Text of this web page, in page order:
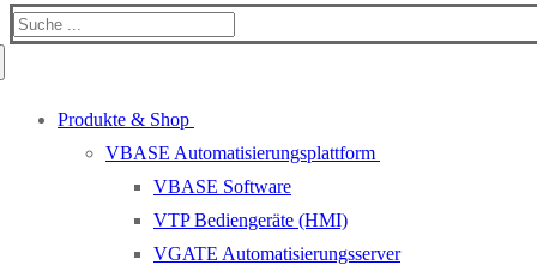
Search
Produkte & Shop
VBASE Automatisierungsplattform
VBASE Software
VTP Bediengeräte (HMI)
VGATE Automatisierungsserver